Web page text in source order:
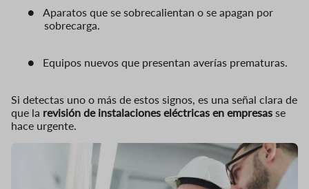
●
Aparatos que se sobrecalientan o se apagan por
sobrecarga.
● Equipos nuevos que presentan averías prematuras.
Si detectas uno o más de estos signos, es una señal clara de
que la revisión de instalaciones eléctricas en empresas se
hace urgente.